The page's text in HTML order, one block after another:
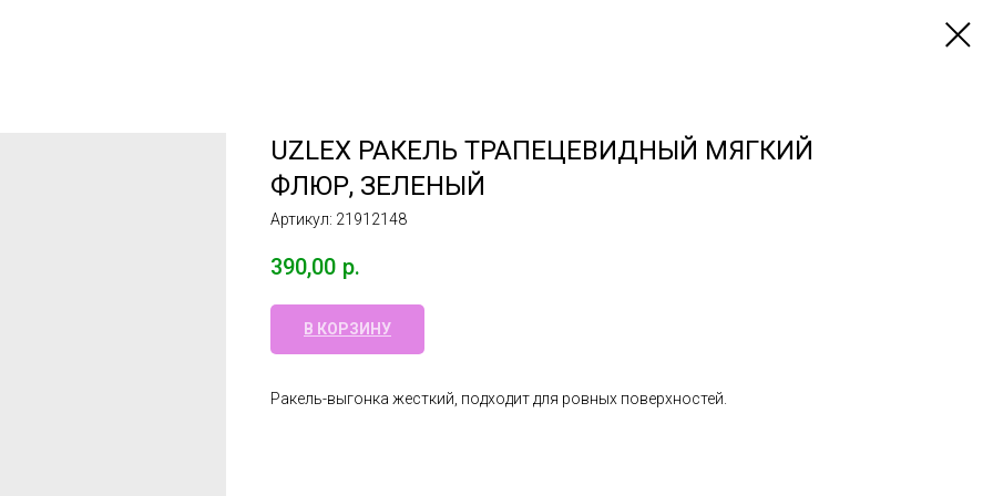
UZLEX РАКЕЛЬ ТРАПЕЦЕВИДНЫЙ МЯГКИЙ
ФЛЮР, ЗЕЛЕНЫЙ
Артикул: 21912148
390,00 р.
В КОРЗИНУ
Ракель-выгонка жесткий, подходит для ровных поверхностей.